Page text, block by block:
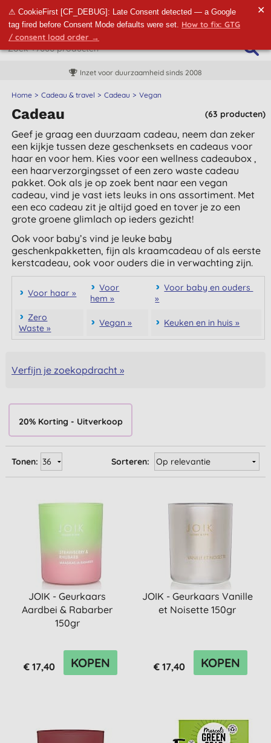
⚠ CookieFirst [CF_DEBUG]: Late Consent detected — a Google
tag fired before Consent Mode defaults were set. How to fix: GTG
/ consent load order →
✕
Inzet voor duurzaamheid sinds 2008
Home Cadeau & travel Cadeau Vegan
(63 producten)
Cadeau
Geef je graag een duurzaam cadeau, neem dan zeker
een kijkje tussen deze geschenksets en cadeaus voor
haar en voor hem. Kies voor een wellness cadeaubox ,
een haarverzorgingsset of een zero waste cadeau
pakket. Ook als je op zoek bent naar een vegan
cadeau, vind je vast iets leuks in ons assortiment. Met
een eco cadeau zit je altijd goed en tover je zo een
grote groene glimlach op ieders gezicht!
Ook voor baby’s vind je leuke baby
geschenkpakketten, fijn als kraamcadeau of als eerste
kerstcadeau, ook voor ouders die in verwachting zijn.
Voor haar »
Voor
hem »
Voor baby en ouders
»
Zero
Waste »
Vegan » Keuken en in huis »
Verfijn je zoekopdracht »
20% Korting - Uitverkoop
Sorteren:
Tonen:
JOIK - Geurkaars
Aardbei & Rabarber
150gr
€ 17,40 KOPEN
JOIK - Geurkaars Vanille
et Noisette 150gr
€ 17,40 KOPEN